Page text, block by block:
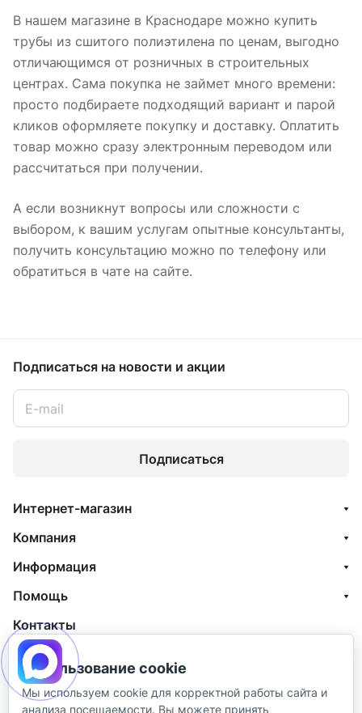
В нашем магазине в Краснодаре можно купить
трубы из сшитого полиэтилена по ценам, выгодно
отличающимся от розничных в строительных
центрах. Сама покупка не займет много времени:
просто подбираете подходящий вариант и парой
кликов оформляете покупку и доставку. Оплатить
товар можно сразу электронным переводом или
рассчитаться при получении.
А если возникнут вопросы или сложности с
выбором, к вашим услугам опытные консультанты,
получить консультацию можно по телефону или
обратиться в чате на сайте.
Подписаться на новости и акции
Подписаться
Интернет-магазин
Компания
Информация
Помощь
Контакты
+7 (800) 100-77-05
info@aquatehnik.com
Использование cookie
Мы используем cookie для корректной работы сайта и
анализа посещаемости. Вы можете принять